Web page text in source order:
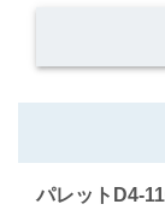
パレットD4-